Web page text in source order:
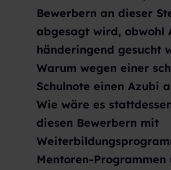
Bewerbern an dieser
abgesagt wird, obwohl
händeringend gesucht
Warum wegen einer
Schulnote einen Azubi
Wie wäre es
diesen Bewerbern mit
Mentoren-Programmen